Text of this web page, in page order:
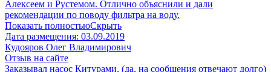
Алексеем и Рустемом. Отлично объяснили и дали
рекомендации по поводу фильтра на воду.
Показать полностьюСкрыть
Дата размещения: 03.09.2019
Кудояров Олег Владимирович
Отзыв на сайте
Заказывал насос Китурами, (да, на сообщения отвечают долго)